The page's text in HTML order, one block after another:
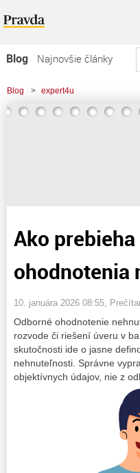
Blog
Najnovšie články
Najčítanejšie články
Najkomentovanejšie články
Blog > expert4u
> Ako prebieha proces získania
Ako
ohodnotenia
10. januára 2026 08:55 ,
Odborné ohodnotenie
rozvode či riešení úveru v
skutočnosti ide o jasne
nehnuteľnosti. Správne
objektívnych údajov, nie z